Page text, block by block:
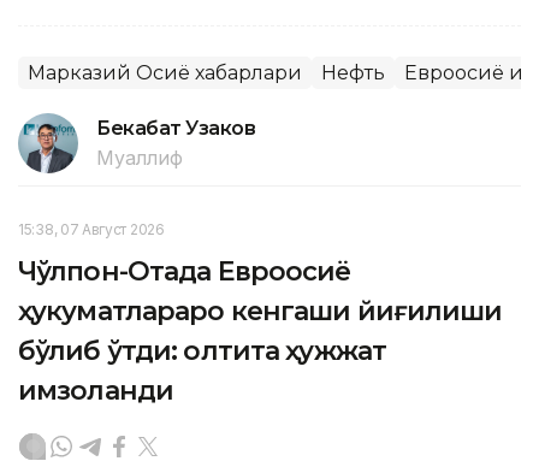
Марказий Осиё хабарлари Нефть Евроосиё
Бекабат Узаков
Муаллиф
15:38, 07 Август 2026
Чўлпон-Отада Евроосиё
ҳукуматлараро кенгаши йиғилиши
бўлиб ўтди: олтита ҳужжат
имзоланди